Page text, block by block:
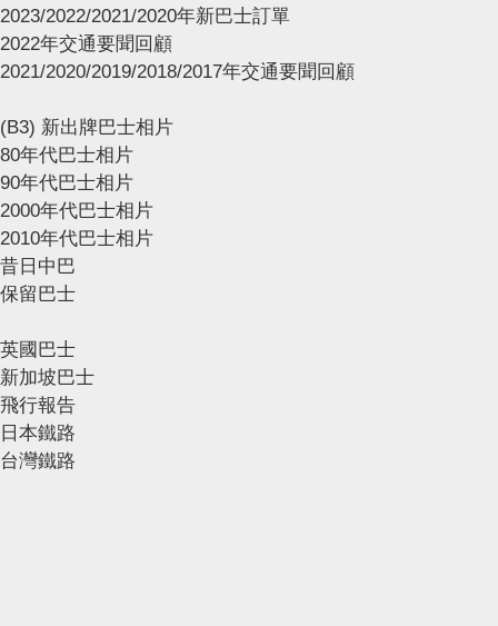
2023/2022/2021/2020年新巴士訂單
2022年交通要聞回顧
2021/2020/2019/2018/2017年交通要聞回顧
(B3) 新出牌巴士相片
80年代巴士相片
90年代巴士相片
2000年代巴士相片
2010年代巴士相片
昔日中巴
保留巴士
英國巴士
新加坡巴士
飛行報告
日本鐵路
台灣鐵路